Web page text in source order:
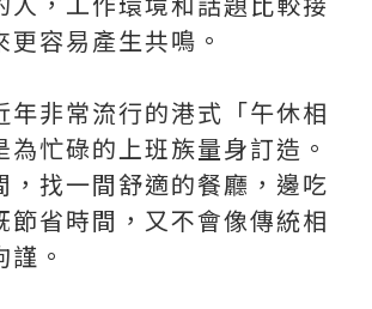
容易產生共鳴。
年非常流行的港式「午休相
為忙碌的上班族量身訂造。
，找一間舒適的餐廳，邊吃
節省時間，又不會像傳統相
。